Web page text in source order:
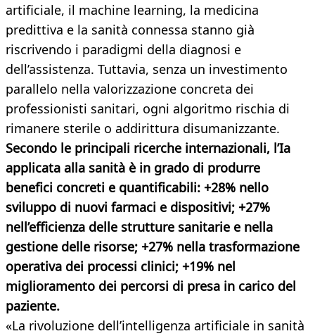
artificiale, il machine learning, la medicina
predittiva e la sanità connessa stanno già
riscrivendo i paradigmi della diagnosi e
dell’assistenza. Tuttavia, senza un investimento
parallelo nella valorizzazione concreta dei
professionisti sanitari, ogni algoritmo rischia di
rimanere sterile o addirittura disumanizzante.
Secondo le principali ricerche internazionali, l’Ia
applicata alla sanità è in grado di produrre
benefici concreti e quantificabili: +28% nello
sviluppo di nuovi farmaci e dispositivi; +27%
nell’efficienza delle strutture sanitarie e nella
gestione delle risorse; +27% nella trasformazione
operativa dei processi clinici; +19% nel
miglioramento dei percorsi di presa in carico del
paziente.
«La rivoluzione dell’intelligenza artificiale in sanità